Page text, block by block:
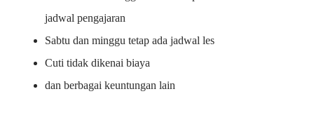
jadwal pengajaran
Sabtu dan minggu tetap ada jadwal les
Cuti tidak dikenai biaya
dan berbagai keuntungan lain